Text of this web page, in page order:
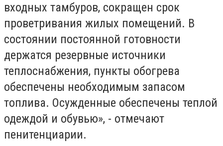
входных тамбуров, сокращен срок
проветривания жилых помещений. В
состоянии постоянной готовности
держатся резервные источники
теплоснабжения, пункты обогрева
обеспечены необходимым запасом
топлива. Осужденные обеспечены теплой
одеждой и обувью», - отмечают
пенитенциарии.